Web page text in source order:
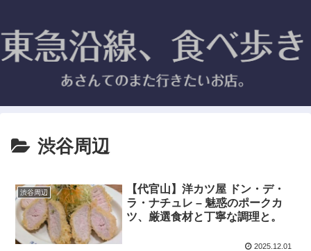
渋谷周辺
渋谷周辺
【代官山】洋カツ屋 ドン・デ・
ラ・ナチュレ – 魅惑のポークカ
ツ、厳選食材と丁寧な調理と。
2025.12.01